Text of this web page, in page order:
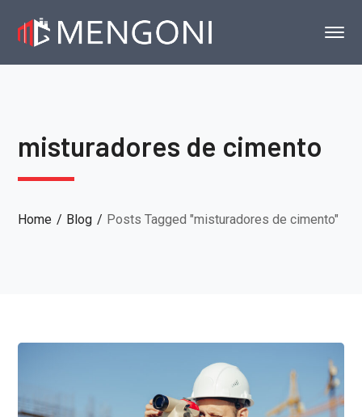
misturadores de cimento
Home Blog Posts Tagged "misturadores de cimento"